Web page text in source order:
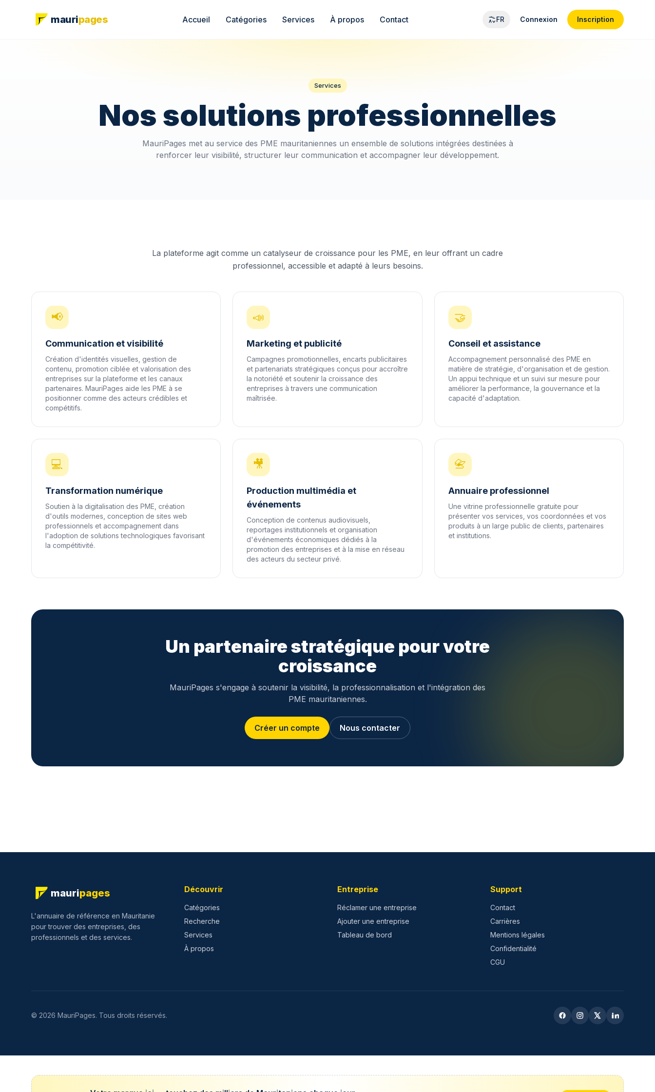
mauripages Accueil Catégories Services À propos Contact FR Connexion Inscription
Services
Nos solutions professionnelles
MauriPages met au service des PME mauritaniennes un ensemble de solutions intégrées destinées à
renforcer leur visibilité, structurer leur communication et accompagner leur développement.
La plateforme agit comme un catalyseur de croissance pour les PME, en leur offrant un cadre
professionnel, accessible et adapté à leurs besoins.
📢
Communication et visibilité
Création d'identités visuelles, gestion de
contenu, promotion ciblée et valorisation des
entreprises sur la plateforme et les canaux
partenaires. MauriPages aide les PME à se
positionner comme des acteurs crédibles et
compétitifs.
📣
Marketing et publicité
Campagnes promotionnelles, encarts publicitaires
et partenariats stratégiques conçus pour accroître
la notoriété et soutenir la croissance des
entreprises à travers une communication
maîtrisée.
🤝
Conseil et assistance
Accompagnement personnalisé des PME en
matière de stratégie, d'organisation et de gestion.
Un appui technique et un suivi sur mesure pour
améliorer la performance, la gouvernance et la
capacité d'adaptation.
💻
Transformation numérique
Soutien à la digitalisation des PME, création
d'outils modernes, conception de sites web
professionnels et accompagnement dans
l'adoption de solutions technologiques favorisant
la compétitivité.
🎥
Production multimédia et
événements
Conception de contenus audiovisuels,
reportages institutionnels et organisation
d'événements économiques dédiés à la
promotion des entreprises et à la mise en réseau
des acteurs du secteur privé.
📇
Annuaire professionnel
Une vitrine professionnelle gratuite pour
présenter vos services, vos coordonnées et vos
produits à un large public de clients, partenaires
et institutions.
Un partenaire stratégique pour votre
croissance
MauriPages s'engage à soutenir la visibilité, la professionnalisation et l'intégration des
PME mauritaniennes.
Créer un compte Nous contacter
mauripages
L'annuaire de référence en Mauritanie
pour trouver des entreprises, des
professionnels et des services.
Découvrir
Catégories
Recherche
Services
À propos
Entreprise
Réclamer une entreprise
Ajouter une entreprise
Tableau de bord
Support
Contact
Carrières
Mentions légales
Confidentialité
CGU
© 2026 MauriPages. Tous droits réservés.